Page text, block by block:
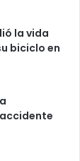
la vida
biciclo en